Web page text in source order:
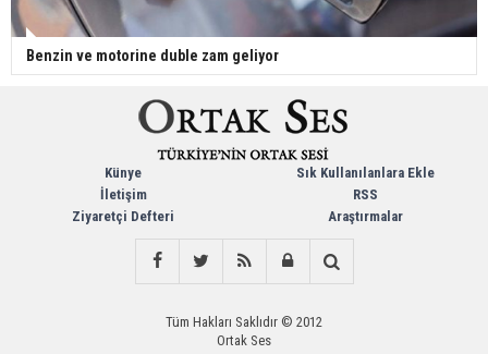
Benzin ve motorine duble zam geliyor
Künye
İletişim
Ziyaretçi Defteri
Sık Kullanılanlara Ekle
RSS
Araştırmalar
Tüm Hakları Saklıdır © 2012
Ortak Ses